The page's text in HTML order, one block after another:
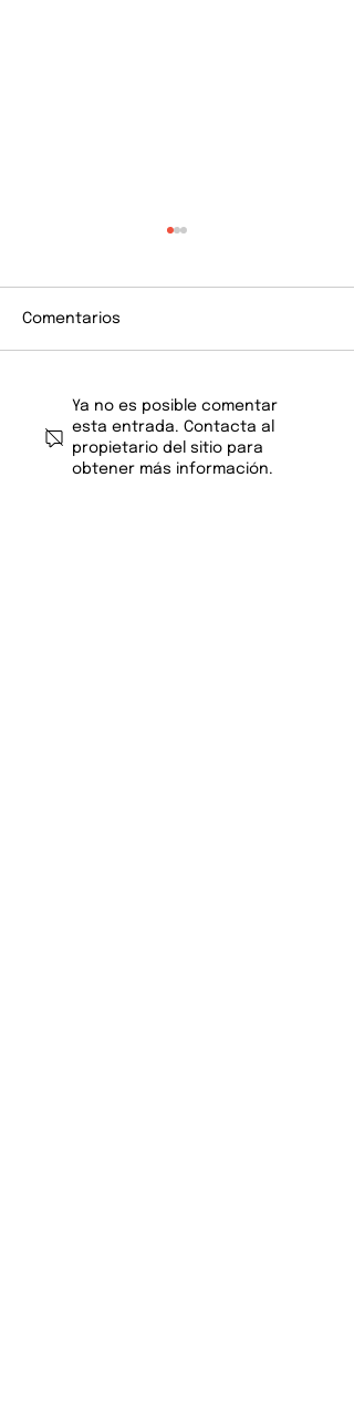
Comentarios
Ya no es posible comentar
esta entrada. Contacta al
propietario del sitio para
obtener más información.